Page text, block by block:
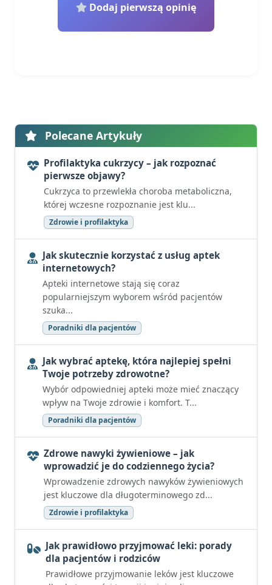
Dodaj pierwszą opinię
Polecane Artykuły
Profilaktyka cukrzycy – jak rozpoznać
pierwsze objawy?
Cukrzyca to przewlekła choroba metaboliczna,
której wczesne rozpoznanie jest klu...
Zdrowie i profilaktyka
Jak skutecznie korzystać z usług aptek
internetowych?
Apteki internetowe stają się coraz
popularniejszym wyborem wśród pacjentów
szuka...
Poradniki dla pacjentów
Jak wybrać aptekę, która najlepiej spełni
Twoje potrzeby zdrowotne?
Wybór odpowiedniej apteki może mieć znaczący
wpływ na Twoje zdrowie i komfort. T...
Poradniki dla pacjentów
Zdrowe nawyki żywieniowe – jak
wprowadzić je do codziennego życia?
Wprowadzenie zdrowych nawyków żywieniowych
jest kluczowe dla długoterminowego zd...
Zdrowie i profilaktyka
Jak prawidłowo przyjmować leki: porady
dla pacjentów i rodziców
Prawidłowe przyjmowanie leków jest kluczowe